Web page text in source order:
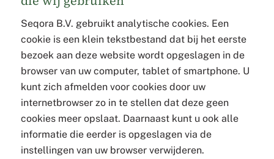
Seqora B.V. gebruikt analytische cookies. Een
cookie is een klein tekstbestand dat bij het eerste
bezoek aan deze website wordt opgeslagen in de
browser van uw computer, tablet of smartphone. U
kunt zich afmelden voor cookies door uw
internetbrowser zo in te stellen dat deze geen
cookies meer opslaat. Daarnaast kunt u ook alle
informatie die eerder is opgeslagen via de
instellingen van uw browser verwijderen.